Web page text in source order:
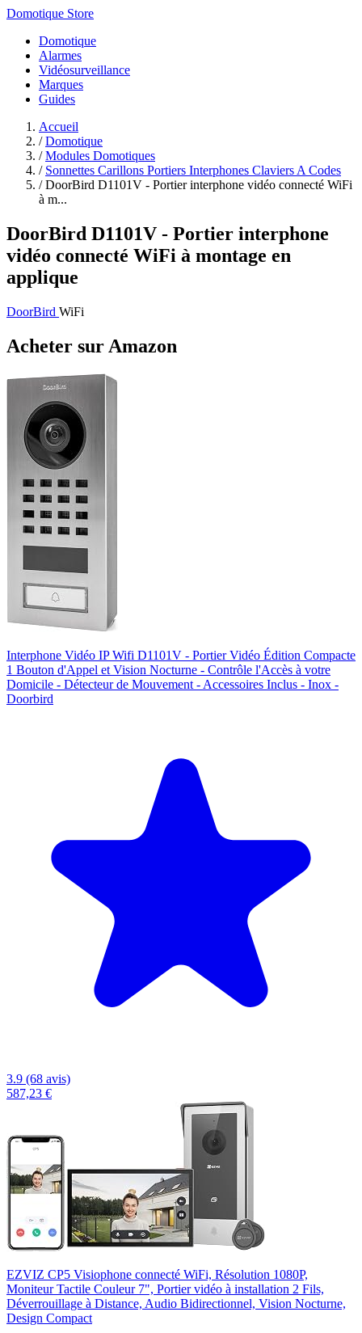
Domotique Store
Domotique
Alarmes
Vidéosurveillance
Marques
Guides
Accueil
/ Domotique
/ Modules Domotiques
/ Sonnettes Carillons Portiers Interphones Claviers A Codes
/ DoorBird D1101V - Portier interphone vidéo connecté WiFi
à m...
DoorBird D1101V - Portier interphone
vidéo connecté WiFi à montage en
applique
DoorBird WiFi
Acheter sur Amazon
Interphone Vidéo IP Wifi D1101V - Portier Vidéo Édition Compacte
1 Bouton d'Appel et Vision Nocturne - Contrôle l'Accès à votre
Domicile - Détecteur de Mouvement - Accessoires Inclus - Inox -
Doorbird
3.9 (68 avis)
587,23 €
EZVIZ CP5 Visiophone connecté WiFi, Résolution 1080P,
Moniteur Tactile Couleur 7", Portier vidéo à installation 2 Fils,
Déverrouillage à Distance, Audio Bidirectionnel, Vision Nocturne,
Design Compact